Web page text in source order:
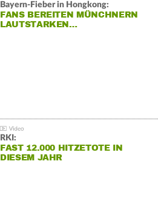
Bayern-Fieber in Hongkong:
FANS BEREITEN MÜNCHNERN
LAUTSTARKEN…
RKI:
FAST 12.000 HITZETOTE IN
DIESEM JAHR